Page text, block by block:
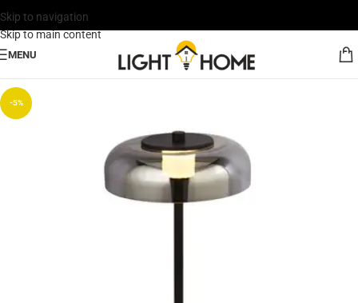
Skip to navigation
Skip to main content
MENU
-5%